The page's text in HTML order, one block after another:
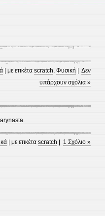
| με ετικέταscratch,Φυσική |Δεν
υπάρχουν σχόλια »
| με ετικέταscratch | 1 Σχόλιο »